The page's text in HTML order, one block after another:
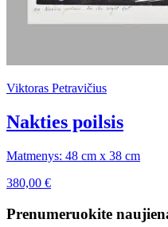
Viktoras Petravičius
Nakties poilsis
Matmenys: 48 cm x 38 cm
380,00 €
Prenumeruokite